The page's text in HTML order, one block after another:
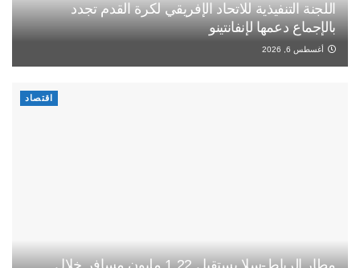
اللجنة التنفيذية للاتحاد الإفريقي لكرة القدم تجدد
بالإجماع دعمها لإنفانتينو
أغسطس 6, 2026
اقتصاد